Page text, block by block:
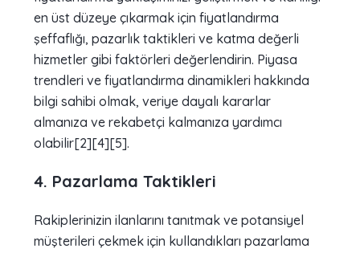
en üst düzeye çıkarmak için fiyatlandırma
şeffaflığı, pazarlık taktikleri ve katma değerli
hizmetler gibi faktörleri değerlendirin. Piyasa
trendleri ve fiyatlandırma dinamikleri hakkında
bilgi sahibi olmak, veriye dayalı kararlar
almanıza ve rekabetçi kalmanıza yardımcı
olabilir[2][4][5].
4. Pazarlama Taktikleri
Rakiplerinizin ilanlarını tanıtmak ve potansiyel
müşterileri çekmek için kullandıkları pazarlama